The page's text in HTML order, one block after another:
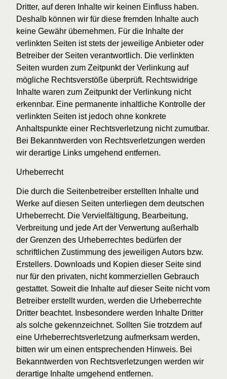
Dritter, auf deren Inhalte wir keinen Einfluss haben.
Deshalb können wir für diese fremden Inhalte auch
keine Gewähr übernehmen. Für die Inhalte der
verlinkten Seiten ist stets der jeweilige Anbieter oder
Betreiber der Seiten verantwortlich. Die verlinkten
Seiten wurden zum Zeitpunkt der Verlinkung auf
mögliche Rechtsverstöße überprüft. Rechtswidrige
Inhalte waren zum Zeitpunkt der Verlinkung nicht
erkennbar. Eine permanente inhaltliche Kontrolle der
verlinkten Seiten ist jedoch ohne konkrete
Anhaltspunkte einer Rechtsverletzung nicht zumutbar.
Bei Bekanntwerden von Rechtsverletzungen werden
wir derartige Links umgehend entfernen.
Urheberrecht
Die durch die Seitenbetreiber erstellten Inhalte und
Werke auf diesen Seiten unterliegen dem deutschen
Urheberrecht. Die Vervielfältigung, Bearbeitung,
Verbreitung und jede Art der Verwertung außerhalb
der Grenzen des Urheberrechtes bedürfen der
schriftlichen Zustimmung des jeweiligen Autors bzw.
Erstellers. Downloads und Kopien dieser Seite sind
nur für den privaten, nicht kommerziellen Gebrauch
gestattet. Soweit die Inhalte auf dieser Seite nicht vom
Betreiber erstellt wurden, werden die Urheberrechte
Dritter beachtet. Insbesondere werden Inhalte Dritter
als solche gekennzeichnet. Sollten Sie trotzdem auf
eine Urheberrechtsverletzung aufmerksam werden,
bitten wir um einen entsprechenden Hinweis. Bei
Bekanntwerden von Rechtsverletzungen werden wir
derartige Inhalte umgehend entfernen.